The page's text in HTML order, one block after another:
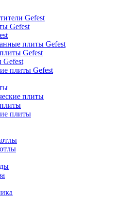
Gefest
Gefest
плиты Gefest
Gefest
Gefest
плиты Gefest
плиты
плиты